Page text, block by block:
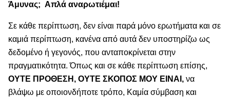
Άμυνας; Απλά αναρωτιέμαι!
Σε κάθε περίπτωση, δεν είναι παρά μόνο ερωτήματα και σε
καμιά περίπτωση, κανένα από αυτά δεν υποστηρίζω ως
δεδομένο ή γεγονός, που ανταποκρίνεται στην
πραγματικότητα. Όπως και σε κάθε περίπτωση επίσης,
ΟΥΤΕ ΠΡΟΘΕΣΗ, ΟΥΤΕ ΣΚΟΠΟΣ ΜΟΥ ΕΙΝΑΙ, να
βλάψω με οποιονδήποτε τρόπο, Καμία σύμβαση και